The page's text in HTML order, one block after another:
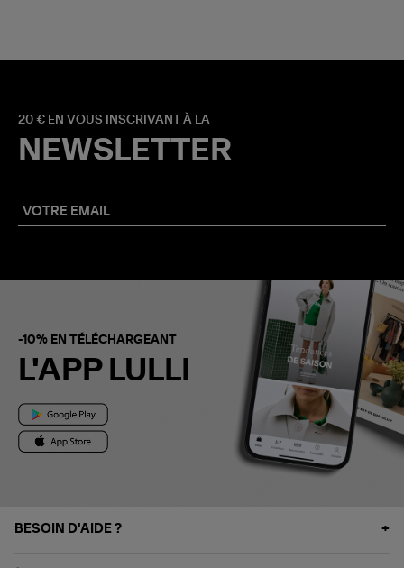
20 € EN VOUS INSCRIVANT À LA
NEWSLETTER
-10% EN TÉLÉCHARGEANT
L'APP LULLI
BESOIN D'AIDE ?